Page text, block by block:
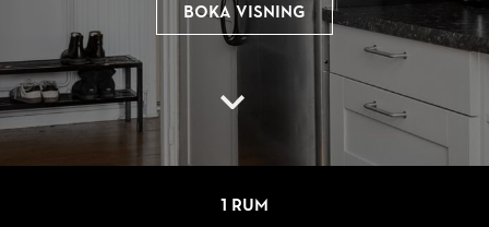
Boka visning
1 rum